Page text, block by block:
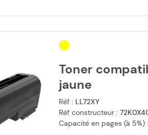
Toner
jaune
Réf : LL72XY
Réf constructeur :
Capacité en pages (à 5%) :